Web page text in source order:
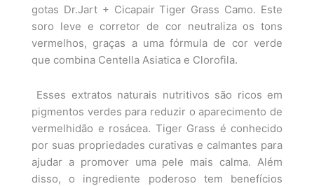
gotas Dr.Jart + Cicapair Tiger Grass Camo. Este
soro leve e corretor de cor neutraliza os tons
vermelhos, graças a uma fórmula de cor verde
que combina Centella Asiatica e Clorofila.
Esses extratos naturais nutritivos são ricos em
pigmentos verdes para reduzir o aparecimento de
vermelhidão e rosácea. Tiger Grass é conhecido
por suas propriedades curativas e calmantes para
ajudar a promover uma pele mais calma. Além
disso, o ingrediente poderoso tem benefícios